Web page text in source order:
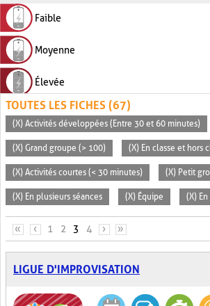
Faible
Moyenne
Élevée
TOUTES LES FICHES (67)
(X) Activités développées (Entre 30 et 60 minutes)
(X) Grand groupe (> 100) (X) En classe et hors
(X) Activités courtes (< 30 minutes) (X) Petit
(X) En plusieurs séances (X) Équipe (X)
PAGES
« ‹ 1 2 3 4 › »
LIGUE D'IMPROVISATION